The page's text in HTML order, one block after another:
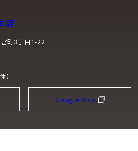
店
町3丁目1-22
）
Google Map